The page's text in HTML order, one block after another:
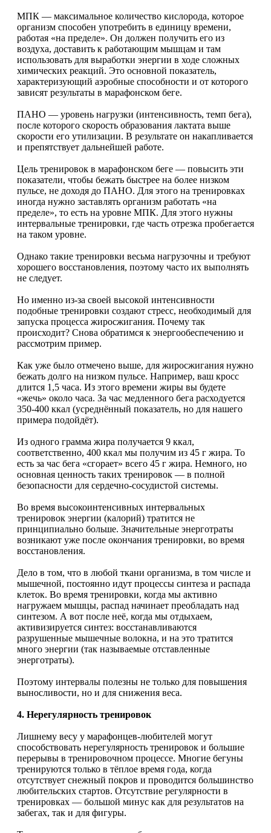
МПК — максимальное количество кислорода, которое
организм способен употребить в единицу времени,
работая «на пределе». Он должен получить его из
воздуха, доставить к работающим мышцам и там
использовать для выработки энергии в ходе сложных
химических реакций. Это основной показатель,
характеризующий аэробные способности и от которого
зависят результаты в марафонском беге.
ПАНО — уровень нагрузки (интенсивность, темп бега),
после которого скорость образования лактата выше
скорости его утилизации. В результате он накапливается
и препятствует дальнейшей работе.
Цель тренировок в марафонском беге — повысить эти
показатели, чтобы бежать быстрее на более низком
пульсе, не доходя до ПАНО. Для этого на тренировках
иногда нужно заставлять организм работать «на
пределе», то есть на уровне МПК. Для этого нужны
интервальные тренировки, где часть отрезка пробегается
на таком уровне.
Однако такие тренировки весьма нагрузочны и требуют
хорошего восстановления, поэтому часто их выполнять
не следует.
Но именно из-за своей высокой интенсивности
подобные тренировки создают стресс, необходимый для
запуска процесса жиросжигания. Почему так
происходит? Снова обратимся к энергообеспечению и
рассмотрим пример.
Как уже было отмечено выше, для жиросжигания нужно
бежать долго на низком пульсе. Например, ваш кросс
длится 1,5 часа. Из этого времени жиры вы будете
«жечь» около часа. За час медленного бега расходуется
350-400 ккал (усреднённый показатель, но для нашего
примера подойдёт).
Из одного грамма жира получается 9 ккал,
соответственно, 400 ккал мы получим из 45 г жира. То
есть за час бега «сгорает» всего 45 г жира. Немного, но
основная ценность таких тренировок — в полной
безопасности для сердечно-сосудистой системы.
Во время высокоинтенсивных интервальных
тренировок энергии (калорий) тратится не
принципиально больше. Значительные энерготраты
возникают уже после окончания тренировки, во время
восстановления.
Дело в том, что в любой ткани организма, в том числе и
мышечной, постоянно идут процессы синтеза и распада
клеток. Во время тренировки, когда мы активно
нагружаем мышцы, распад начинает преобладать над
синтезом. А вот после неё, когда мы отдыхаем,
активизируется синтез: восстанавливаются
разрушенные мышечные волокна, и на это тратится
много энергии (так называемые отставленные
энерготраты).
Поэтому интервалы полезны не только для повышения
выносливости, но и для снижения веса.
4. Нерегулярность тренировок
Лишнему весу у марафонцев-любителей могут
способствовать нерегулярность тренировок и большие
перерывы в тренировочном процессе. Многие бегуны
тренируются только в тёплое время года, когда
отсутствует снежный покров и проводится большинство
любительских стартов. Отсутствие регулярности в
тренировках — большой минус как для результатов на
забегах, так и для фигуры.